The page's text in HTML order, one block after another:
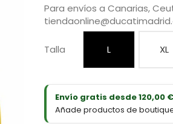
Para envíos a Canarias,
Talla L XL
Envío gratis desde 120,00
Añade productos de